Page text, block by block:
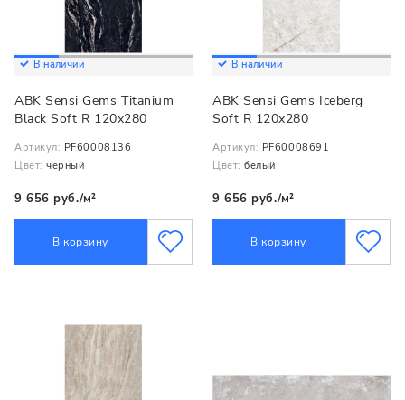
В наличии
ABK Sensi Gems Titanium
Black Soft R 120x280
Артикул: PF60008136
Цвет: черный
9 656 руб./м²
В корзину
В наличии
ABK Sensi Gems Iceberg
Soft R 120x280
Артикул: PF60008691
Цвет: белый
9 656 руб./м²
В корзину